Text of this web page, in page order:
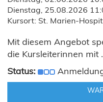
Dienstag, 25.08.2026
Kursort: St. Marien-
Mit diesem Angebot
die Kursleiterinnen mit
Status: